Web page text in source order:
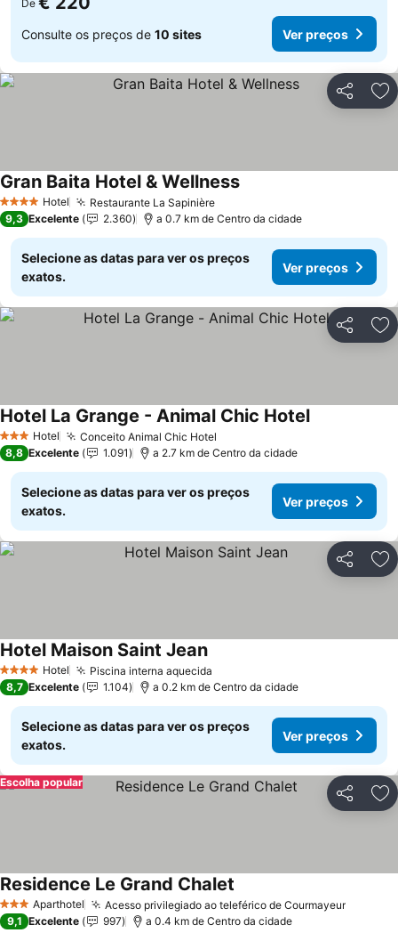
De
Consulte os preços de 10 sites Ver preços
Partilhar
4 EstrelasHotel Restaurante La Sapinière
Gran Baita Hotel & Wellness
9,3 Excelente 2.360 a 0.7 km de Centro da cidade
Selecione as datas para ver os preços
exatos.
Ver preços
Partilhar
3 EstrelasHotel Conceito Animal Chic Hotel
Hotel La Grange - Animal Chic Hotel
8,8 Excelente 1.091 a 2.7 km de Centro da cidade
Selecione as datas para ver os preços
exatos.
Ver preços
Partilhar
4 EstrelasHotel Piscina interna aquecida
Hotel Maison Saint Jean
8,7 Excelente 1.104 a 0.2 km de Centro da cidade
Selecione as datas para ver os preços
exatos.
Ver preços
Partilhar
Escolha popular
3 EstrelasAparthotel Acesso privilegiado ao teleférico de Courmayeur
Residence Le Grand Chalet
9,1 Excelente 997 a 0.4 km de Centro da cidade